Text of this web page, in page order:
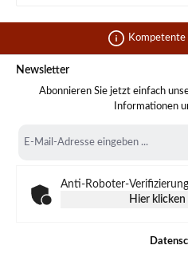
Kompetente
Newsletter
Abonnieren Sie jetzt einfach
Informationen
Mail-
Anti-Roboter-Verifizierung
Hier klicken